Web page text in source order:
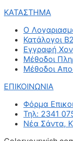
ΚΑΤΑΣΤΗΜΑ
Ο
Κατάλογοι
Εγγραφή
Μέθοδοι
Μέθοδοι
ΕΠΙΚΟΙΝΩΝΙΑ
Φόρμα
Τηλ: 2341
Νέα Σάντα,